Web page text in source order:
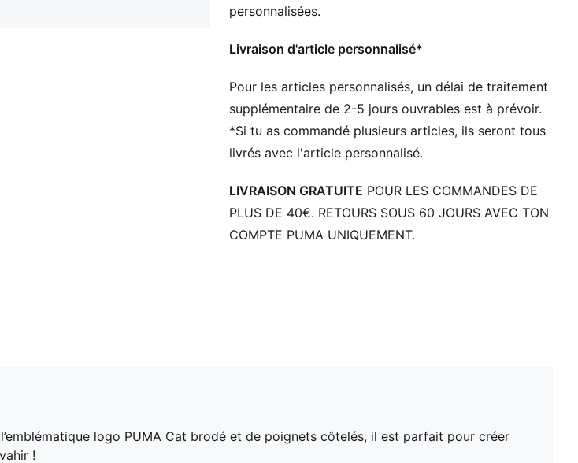
personnalisées.
Livraison d'article personnalisé*
Pour les articles personnalisés, un délai de traitement
supplémentaire de 2-5 jours ouvrables est à prévoir.
*Si tu as commandé plusieurs articles, ils seront tous
livrés avec l'article personnalisé.
LIVRAISON GRATUITE POUR LES COMMANDES DE
PLUS DE 40€. RETOURS SOUS 60 JOURS AVEC TON
COMPTE PUMA UNIQUEMENT.
logo PUMA Cat brodé et de poignets côtelés, il est parfait pour créer
!